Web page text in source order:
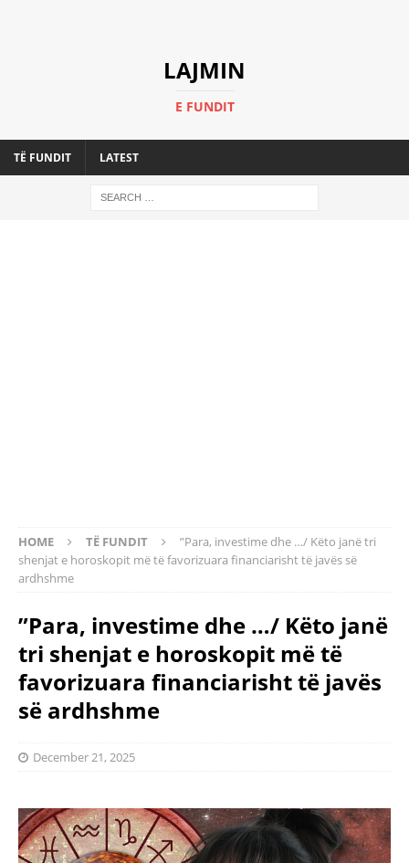
LAJMIN
E FUNDIT
TË FUNDIT LATEST
HOME TË FUNDIT
”Para, investime dhe …/ Këto janë tri
shenjat e horoskopit më të favorizuara financiarisht të javës së
ardhshme
”Para, investime dhe …/ Këto janë
tri shenjat e horoskopit më të
favorizuara financiarisht të javës
së ardhshme
December 21, 2025